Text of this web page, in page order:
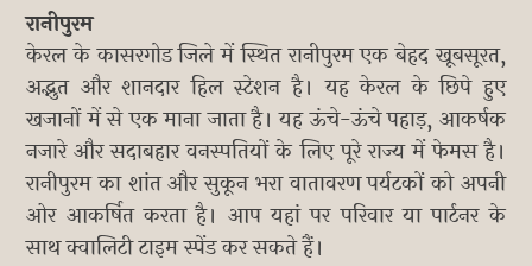
रानीपुरम
केरल के कासरगोड जिले में स्थित रानीपुरम एक बेहद खूबसूरत,
अद्भुत और शानदार हिल स्टेशन है। यह केरल के छिपे हुए
खजानों में से एक माना जाता है। यह ऊंचे-ऊंचे पहाड़, आकर्षक
नजारे और सदाबहार वनस्पतियों के लिए पूरे राज्य में फेमस है।
रानीपुरम का शांत और सुकून भरा वातावरण पर्यटकों को अपनी
ओर आकर्षित करता है। आप यहां पर परिवार या पार्टनर के
साथ क्वालिटी टाइम स्पेंड कर सकते हैं।